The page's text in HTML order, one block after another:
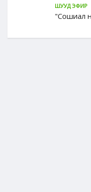
ШУУД ЭФИР
"Сошиал